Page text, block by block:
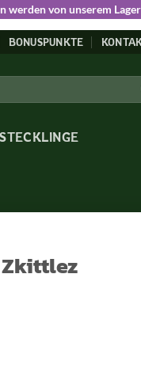
werden von unserem
BONUSPUNKTE
Zkittlez